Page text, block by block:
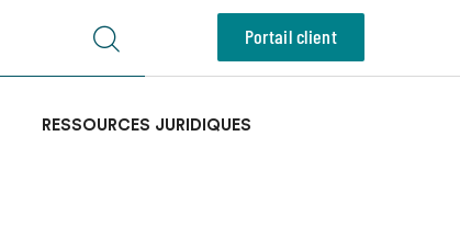
Portail client
RESSOURCES JURIDIQUES